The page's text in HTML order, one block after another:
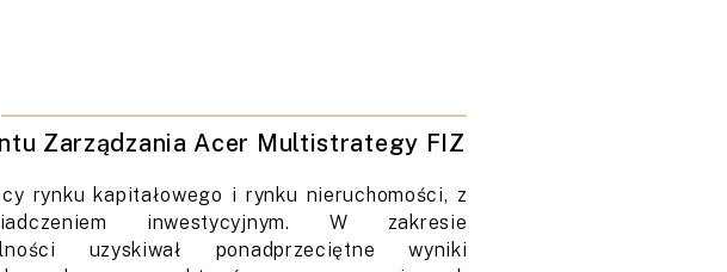
Zarządzania Acer Multistrategy FIZ
rynku kapitałowego i rynku nieruchomości, z
inwestycyjnym. W zakresie
uzyskiwał ponadprzeciętne wyniki